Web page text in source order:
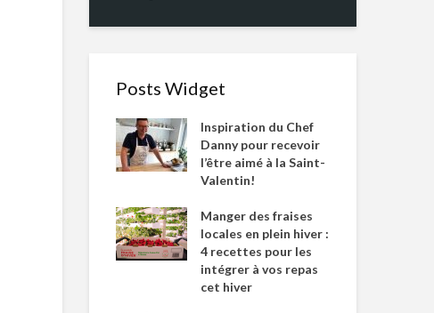
Posts Widget
Inspiration du Chef
Danny pour recevoir
l’être aimé à la Saint-
Valentin!
Manger des fraises
locales en plein hiver :
4 recettes pour les
intégrer à vos repas
cet hiver